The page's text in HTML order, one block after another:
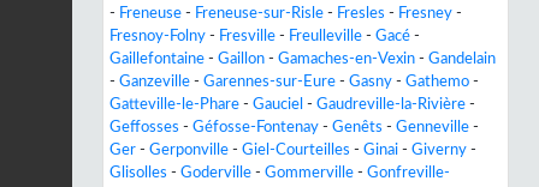
- Freneuse - Freneuse-sur-Risle - Fresles - Fresney -
Fresnoy-Folny - Fresville - Freulleville - Gacé -
Gaillefontaine - Gaillon - Gamaches-en-Vexin - Gandelain
- Ganzeville - Garennes-sur-Eure - Gasny - Gathemo -
Gatteville-le-Phare - Gauciel - Gaudreville-la-Rivière -
Geffosses - Géfosse-Fontenay - Genêts - Genneville -
Ger - Gerponville - Giel-Courteilles - Ginai - Giverny -
Glisolles - Goderville - Gommerville - Gonfreville-